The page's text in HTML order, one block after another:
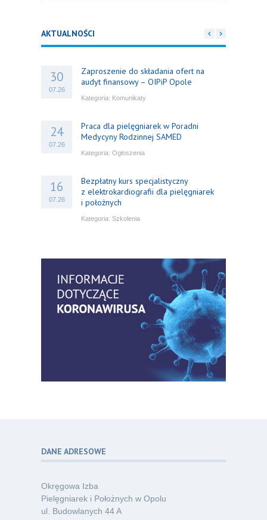
AKTUALNOŚCI
30
07.26
Zaproszenie do składania ofert na
audyt finansowy – OIPiP Opole
Kategoria: Komunikaty
24
07.26
Praca dla pielęgniarek w Poradni
Medycyny Rodzinnej SAMED
Kategoria: Ogłoszenia
16
07.26
Bezpłatny kurs specjalistyczny
z elektrokardiografii dla pielęgniarek
i położnych
Kategoria: Szkolenia
praktyki – aktualny konsensus ekspertów
w dostępie naczyniowym
Kategoria:Szkolenia
06
Zaproszenie na Ogólnopolską
Konferencję Naukową „Terminologia
w pielęgniarstwie – komunikacja,
standaryzacja, praktyka”
06
Poza sezonem, poza schematem –
o nowym spojrzeniu na profilaktykę
DANE ADRESOWE
Okręgowa Izba
Pielęgniarek i Położnych w Opolu
ul. Budowlanych 44 A